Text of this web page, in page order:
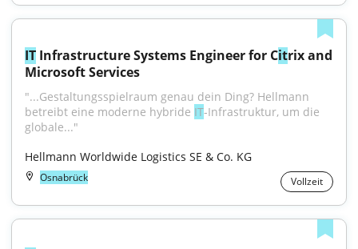
IT Infrastructure Systems Engineer for Citrix and
Microsoft Services
"...Gestaltungsspielraum genau dein Ding? Hellmann
betreibt eine moderne hybride IT‑Infrastruktur, um die
globale..."
Hellmann Worldwide Logistics SE & Co. KG
Osnabrück Vollzeit